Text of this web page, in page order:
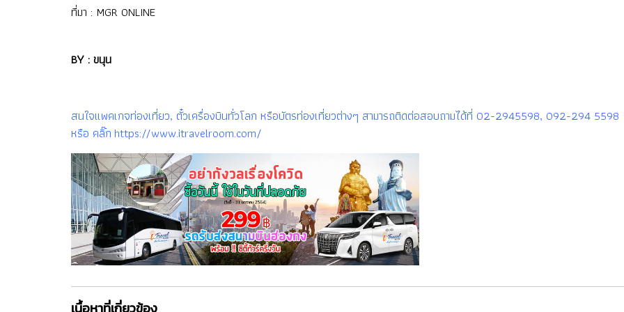
ที่มา : MGR ONLINE
BY : ขนุน
สนใจแพคเกจท่องเที่ยว, ตั๋วเครื่องบินทั่วโลก หรือบัตรท่องเที่ยวต่างๆ สามารถติดต่อสอบถามได้ที่ 02-2945598, 092-294 5598
หรือ คลิ๊ก https://www.itravelroom.com/
เนื้อหาที่เกี่ยวข้อง